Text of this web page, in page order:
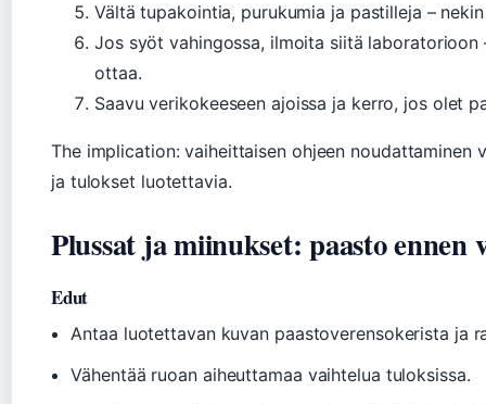
Vältä tupakointia, purukumia ja pastilleja –
Jos syöt vahingossa, ilmoita siitä
ottaa.
Saavu verikokeeseen ajoissa ja kerro, jos olet
The implication: vaiheittaisen ohjeen noudattaminen
ja tulokset luotettavia.
Plussat ja miinukset: paasto ennen
Edut
Antaa luotettavan kuvan paastoverensokerista ja
Vähentää ruoan aiheuttamaa vaihtelua tuloksissa.